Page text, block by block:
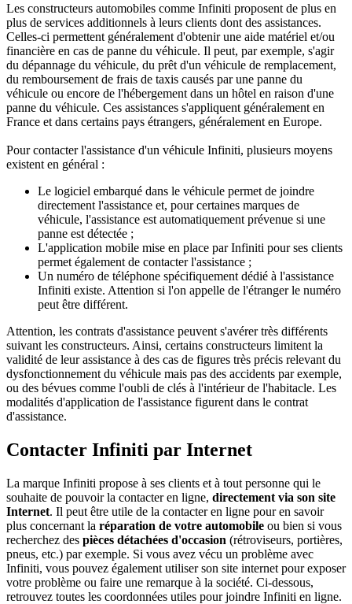
Les constructeurs automobiles comme Infiniti proposent de plus en
plus de services additionnels à leurs clients dont des assistances.
Celles-ci permettent généralement d'obtenir une aide matériel et/ou
financière en cas de panne du véhicule. Il peut, par exemple, s'agir
du dépannage du véhicule, du prêt d'un véhicule de remplacement,
du remboursement de frais de taxis causés par une panne du
véhicule ou encore de l'hébergement dans un hôtel en raison d'une
panne du véhicule. Ces assistances s'appliquent généralement en
France et dans certains pays étrangers, généralement en Europe.
Pour contacter l'assistance d'un véhicule Infiniti, plusieurs moyens
existent en général :
Le logiciel embarqué dans le véhicule permet de joindre
directement l'assistance et, pour certaines marques de
véhicule, l'assistance est automatiquement prévenue si une
panne est détectée ;
L'application mobile mise en place par Infiniti pour ses clients
permet également de contacter l'assistance ;
Un numéro de téléphone spécifiquement dédié à l'assistance
Infiniti existe. Attention si l'on appelle de l'étranger le numéro
peut être différent.
Attention, les contrats d'assistance peuvent s'avérer très différents
suivant les constructeurs. Ainsi, certains constructeurs limitent la
validité de leur assistance à des cas de figures très précis relevant du
dysfonctionnement du véhicule mais pas des accidents par exemple,
ou des bévues comme l'oubli de clés à l'intérieur de l'habitacle. Les
modalités d'application de l'assistance figurent dans le contrat
d'assistance.
Contacter Infiniti par Internet
La marque Infiniti propose à ses clients et à tout personne qui le
souhaite de pouvoir la contacter en ligne, directement via son site
Internet. Il peut être utile de la contacter en ligne pour en savoir
plus concernant la réparation de votre automobile ou bien si vous
recherchez des pièces détachées d'occasion (rétroviseurs, portières,
pneus, etc.) par exemple. Si vous avez vécu un problème avec
Infiniti, vous pouvez également utiliser son site internet pour exposer
votre problème ou faire une remarque à la société. Ci-dessous,
retrouvez toutes les coordonnées utiles pour joindre Infiniti en ligne.